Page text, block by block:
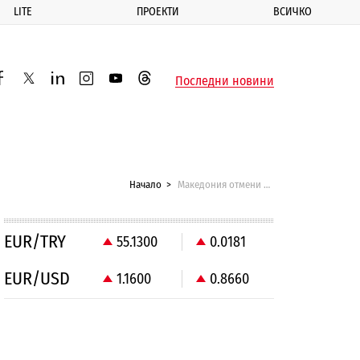
LITE ПРОЕКТИ ВСИЧКО
twitterlinkedininstagram
youtubethreadsПоследни новини
Начало Македония отмени визите за руски туристи
EUR/TRY 55.1300 0.0181
EUR/USD 1.1600 0.8660